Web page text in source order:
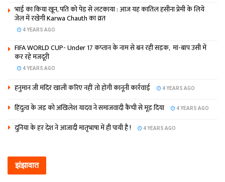
भाई का किया खून, पति को पेड़ से लटकाया : आज यह कातिल हसीना प्रेमी के लिये
जेल में रखेगी Karwa Chauth का व्रत
4 YEARS AGO
FIFA WORLD CUP- Under 17 कप्‍तान के नाम से बन रही सड़क, मां-बाप उसी में
कर रहे मजदूरी
4 YEARS AGO
हनुमान जी मंदिर खाली करिए नहीं तो होगी कानूनी कार्रवाई 4 YEARS AGO
हिंदुत्व के जड़ को अखिलेश यादव ने समाजवादी कैंची से मूड़ दिया 4 YEARS AGO
दुनिया के हर देश ने आजादी मातृभाषा में ही पायी है ! 4 YEARS AGO
झंझावात